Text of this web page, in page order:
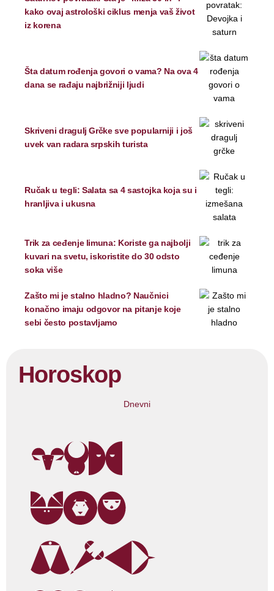
kako ovaj astrološki ciklus menja vaš život
iz korena
Šta datum rođenja govori o vama? Na ova 4
dana se rađaju najbrižniji ljudi
Skriveni dragulj Grčke sve popularniji i još
uvek van radara srpskih turista
Ručak u tegli: Salata sa 4 sastojka koja su i
hranljiva i ukusna
Trik za ceđenje limuna: Koriste ga najbolji
kuvari na svetu, iskoristite do 30 odsto
soka više
Zašto mi je stalno hladno? Naučnici
konačno imaju odgovor na pitanje koje
sebi često postavljamo
Horoskop
Dnevni